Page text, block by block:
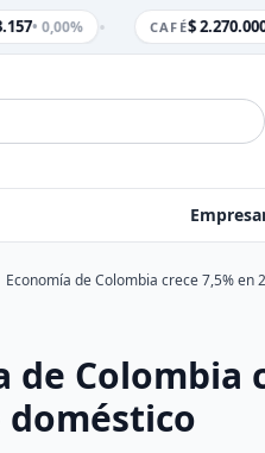
• 0,00% CAFÉ $ 2.270.000
Economía de Colombia crece 7,5% en
de Colombia